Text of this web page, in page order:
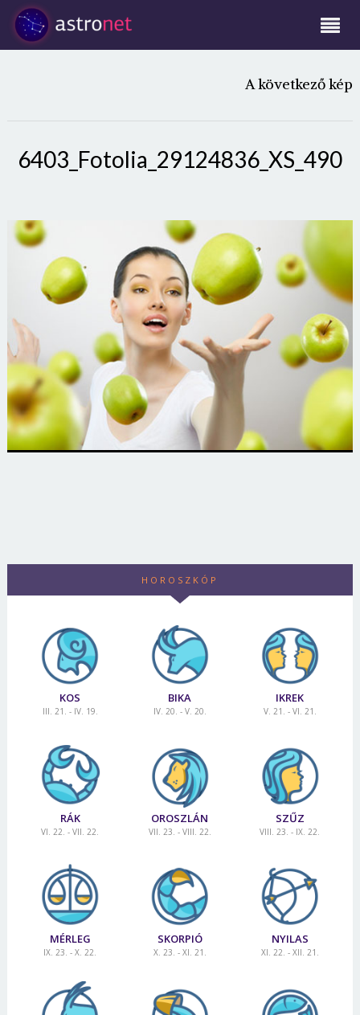
A következő kép
6403_Fotolia_29124836_XS_490
HOROSZKÓP
KOS
III. 21. - IV. 19.
BIKA
IV. 20. - V. 20.
IKREK
V. 21. - VI. 21.
RÁK
VI. 22. - VII. 22.
OROSZLÁN
VII. 23. - VIII. 22.
SZŰZ
VIII. 23. - IX. 22.
MÉRLEG
IX. 23. - X. 22.
SKORPIÓ
X. 23. - XI. 21.
NYILAS
XI. 22. - XII. 21.